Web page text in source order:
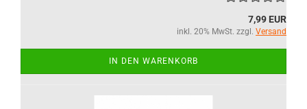
7,99 EUR
inkl. 20% MwSt. zzgl. Versand
IN DEN WARENKORB